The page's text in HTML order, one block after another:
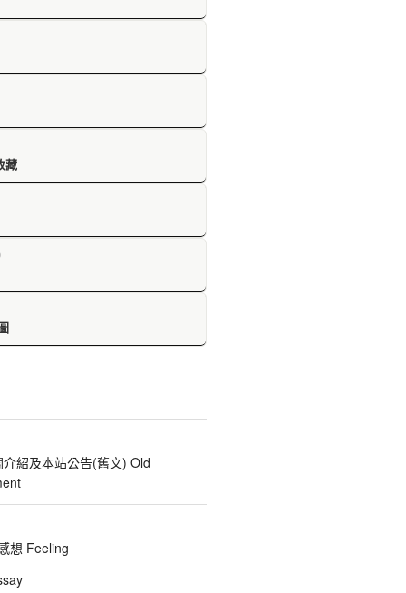
藏
紹及本站公告(舊文) Old
想 Feeling